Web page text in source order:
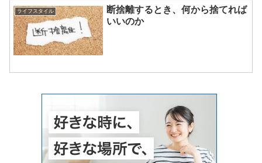
ライフスタイル
断捨離するとき、何から捨てれば
いいのか